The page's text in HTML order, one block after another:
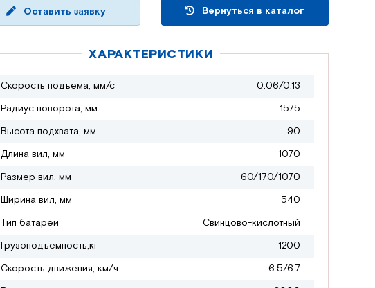
Оставить заявку Вернуться в каталог
ХАРАКТЕРИСТИКИ
Скорость подъёма, мм/с
0.06/0.13
Радиус поворота, мм
1575
Высота подхвата, мм
90
Длина вил, мм
1070
Размер вил, мм
60/170/1070
Ширина вил, мм
540
Тип батареи
Свинцово-кислотный
Грузоподъемность,кг
1200
Скорость движения, км/ч
6.5/6.7